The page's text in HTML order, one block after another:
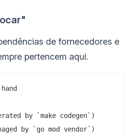
de fornecedores e
pertencem aqui.
by `make codegen`)
by `go mod vendor`)